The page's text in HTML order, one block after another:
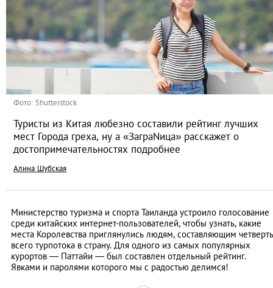
Фото: Shutterstock
Туристы из Китая любезно составили рейтинг лучших
мест Города греха, ну а «ЗаграNица» расскажет о
достопримечательностях подробнее
Алина Шубская
Министерство туризма и спорта Таиланда устроило голосование
среди китайских интернет-пользователей, чтобы узнать, какие
места Королевства приглянулись людям, составляющим четверть
всего турпотока в страну. Для одного из самых популярных
курортов — Паттайи — был составлен отдельный рейтинг.
Явками и паролями которого мы с радостью делимся!